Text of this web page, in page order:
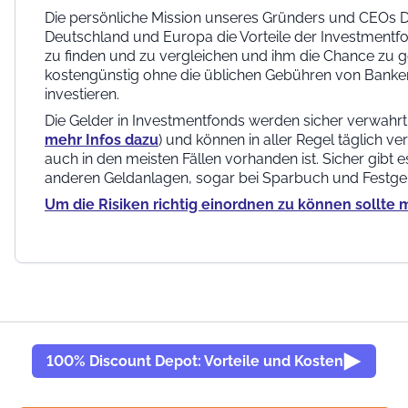
Die persönliche Mission unseres Gründers und CEOs
Deutschland und Europa die Vorteile der
zu finden und zu vergleichen und ihm die Chance zu
kostengünstig ohne die üblichen Gebühren von
investieren.
Die Gelder in Investmentfonds werden sicher
mehr Infos dazu) und können in aller Regel täglich
auch in den meisten Fällen vorhanden ist. Sicher gibt
anderen Geldanlagen, sogar bei Sparbuch und
Um die Risiken richtig einordnen zu können sollte
100% Discount Depot: Vorteile und Kosten